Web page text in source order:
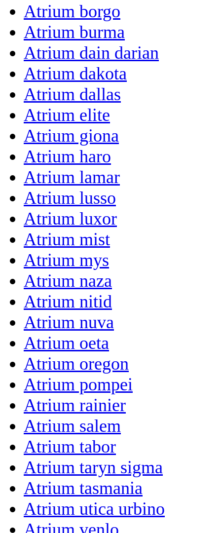
Atrium borgo
Atrium burma
Atrium dain darian
Atrium dakota
Atrium dallas
Atrium elite
Atrium giona
Atrium haro
Atrium lamar
Atrium lusso
Atrium luxor
Atrium mist
Atrium mys
Atrium naza
Atrium nitid
Atrium nuva
Atrium oeta
Atrium oregon
Atrium pompei
Atrium rainier
Atrium salem
Atrium tabor
Atrium taryn sigma
Atrium tasmania
Atrium utica urbino